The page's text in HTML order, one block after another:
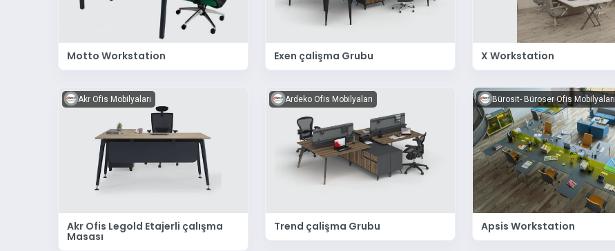
Motto Workstation Exen çalişma Grubu X Workstation
Akr Ofis Mobilyaları
Akr Ofis Legold Etajerli çalışma
Masası
Ardeko Ofis Mobilyaları
Trend çalişma Grubu
Bürosit- Büroser Ofis Mobilyaları
Apsis Workstation